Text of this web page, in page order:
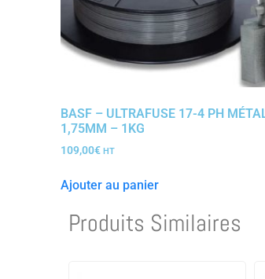
BASF – ULTRAFUSE 17-4 PH
1,75MM – 1KG
109,00€ HT
Ajouter au panier
Produits Similaires